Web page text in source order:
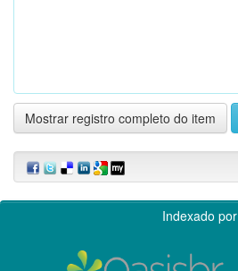
Mostrar registro completo do item
Indexado por